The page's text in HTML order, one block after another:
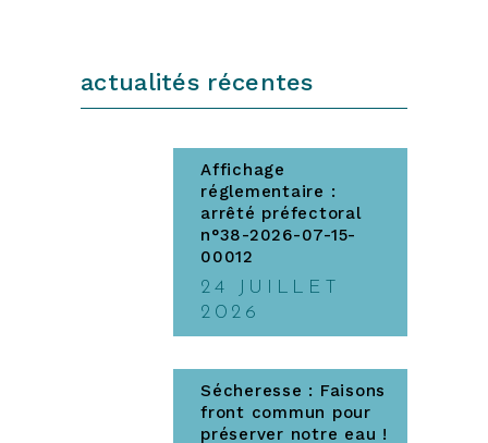
actualités récentes
Affichage
réglementaire :
arrêté préfectoral
n°38-2026-07-15-
00012
24 JUILLET
2026
Sécheresse : Faisons
front commun pour
préserver notre eau !